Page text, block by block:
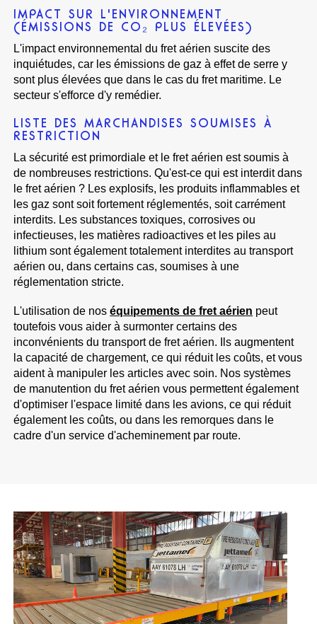
IMPACT SUR L'ENVIRONNEMENT
(ÉMISSIONS DE CO₂ PLUS ÉLEVÉES)
L'impact environnemental du fret aérien suscite des
inquiétudes, car les émissions de gaz à effet de serre y
sont plus élevées que dans le cas du fret maritime. Le
secteur s'efforce d'y remédier.
LISTE DES MARCHANDISES SOUMISES À
RESTRICTION
La sécurité est primordiale et le fret aérien est soumis à
de nombreuses restrictions. Qu'est-ce qui est interdit dans
le fret aérien ? Les explosifs, les produits inflammables et
les gaz sont soit fortement réglementés, soit carrément
interdits. Les substances toxiques, corrosives ou
infectieuses, les matières radioactives et les piles au
lithium sont également totalement interdites au transport
aérien ou, dans certains cas, soumises à une
réglementation stricte.
L'utilisation de noséquipements de fret aérien peut
toutefois vous aider à surmonter certains des
inconvénients du transport de fret aérien. Ils augmentent
la capacité de chargement, ce qui réduit les coûts, et vous
aident à manipuler les articles avec soin. Nos systèmes
de manutention du fret aérien vous permettent également
d'optimiser l'espace limité dans les avions, ce qui réduit
également les coûts, ou dans les remorques dans le
cadre d'un service d'acheminement par route.